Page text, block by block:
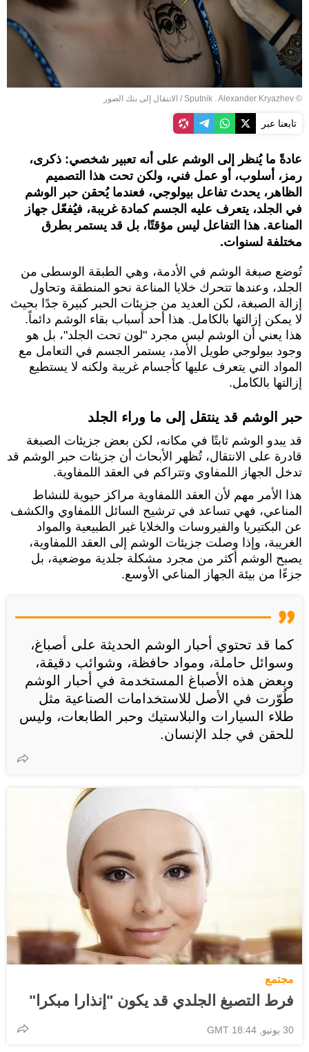
© Sputnik . Alexander Kryazhev
/ الانتقال إلى بنك الصور
تابعنا عبر
عادةً ما يُنظر إلى الوشم على أنه تعبير شخصي: ذكرى،
رمز، أسلوب، أو عمل فني، ولكن تحت هذا التصميم
الظاهر، يحدث تفاعل بيولوجي، فعندما يُحقن حبر الوشم
في الجلد، يتعرف عليه الجسم كمادة غريبة، فيُفعّل جهاز
المناعة. هذا التفاعل ليس مؤقتًا، بل قد يستمر بطرق
مختلفة لسنوات.
تُوضع صبغة الوشم في الأدمة، وهي الطبقة الوسطى من
الجلد، وعندها تتحرك خلايا المناعة نحو المنطقة وتحاول
إزالة الصبغة، لكن العديد من جزيئات الحبر كبيرة جدًا بحيث
لا يمكن إزالتها بالكامل. هذا أحد أسباب بقاء الوشم دائماً.
هذا يعني أن الوشم ليس مجرد "لون تحت الجلد"، بل هو
وجود بيولوجي طويل الأمد، يستمر الجسم في التعامل مع
المواد التي يتعرف عليها كأجسام غريبة ولكنه لا يستطيع
إزالتها بالكامل.
حبر الوشم قد ينتقل إلى ما وراء الجلد
قد يبدو الوشم ثابتًا في مكانه، لكن بعض جزيئات الصبغة
قادرة على الانتقال، تُظهر الأبحاث أن جزيئات حبر الوشم قد
تدخل الجهاز اللمفاوي وتتراكم في العقد اللمفاوية.
هذا الأمر مهم لأن العقد اللمفاوية مراكز حيوية للنشاط
المناعي، فهي تساعد في ترشيح السائل اللمفاوي والكشف
عن البكتيريا والفيروسات والخلايا غير الطبيعية والمواد
الغريبة، وإذا وصلت جزيئات الوشم إلى العقد اللمفاوية،
يصبح الوشم أكثر من مجرد مشكلة جلدية موضعية، بل
جزءًا من بيئة الجهاز المناعي الأوسع.
كما قد تحتوي أحبار الوشم الحديثة على أصباغ،
وسوائل حاملة، ومواد حافظة، وشوائب دقيقة،
وبعض هذه الأصباغ المستخدمة في أحبار الوشم
طُوّرت في الأصل للاستخدامات الصناعية مثل
طلاء السيارات والبلاستيك وحبر الطابعات، وليس
للحقن في جلد الإنسان.
مجتمع
فرط التصبغ الجلدي قد يكون "إنذارا مبكرا"
30 يونيو, 18:44 GMT